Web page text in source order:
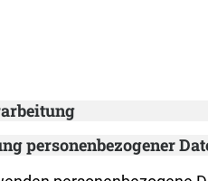
personenbezogener